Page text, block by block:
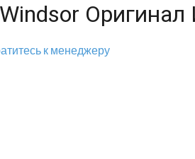
Оригинал
к менеджеру